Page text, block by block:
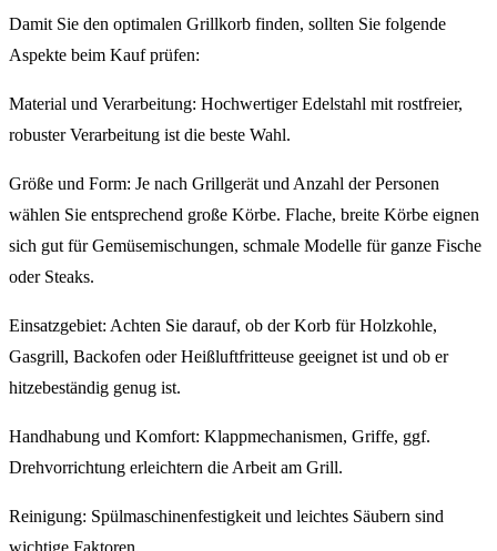
Damit Sie den optimalen Grillkorb finden, sollten Sie folgende
Aspekte beim Kauf prüfen:
Material und Verarbeitung: Hochwertiger Edelstahl mit rostfreier,
robuster Verarbeitung ist die beste Wahl.
Größe und Form: Je nach Grillgerät und Anzahl der Personen
wählen Sie entsprechend große Körbe. Flache, breite Körbe eignen
sich gut für Gemüsemischungen, schmale Modelle für ganze Fische
oder Steaks.
Einsatzgebiet: Achten Sie darauf, ob der Korb für Holzkohle,
Gasgrill, Backofen oder Heißluftfritteuse geeignet ist und ob er
hitzebeständig genug ist.
Handhabung und Komfort: Klappmechanismen, Griffe, ggf.
Drehvorrichtung erleichtern die Arbeit am Grill.
Reinigung: Spülmaschinenfestigkeit und leichtes Säubern sind
wichtige Faktoren.